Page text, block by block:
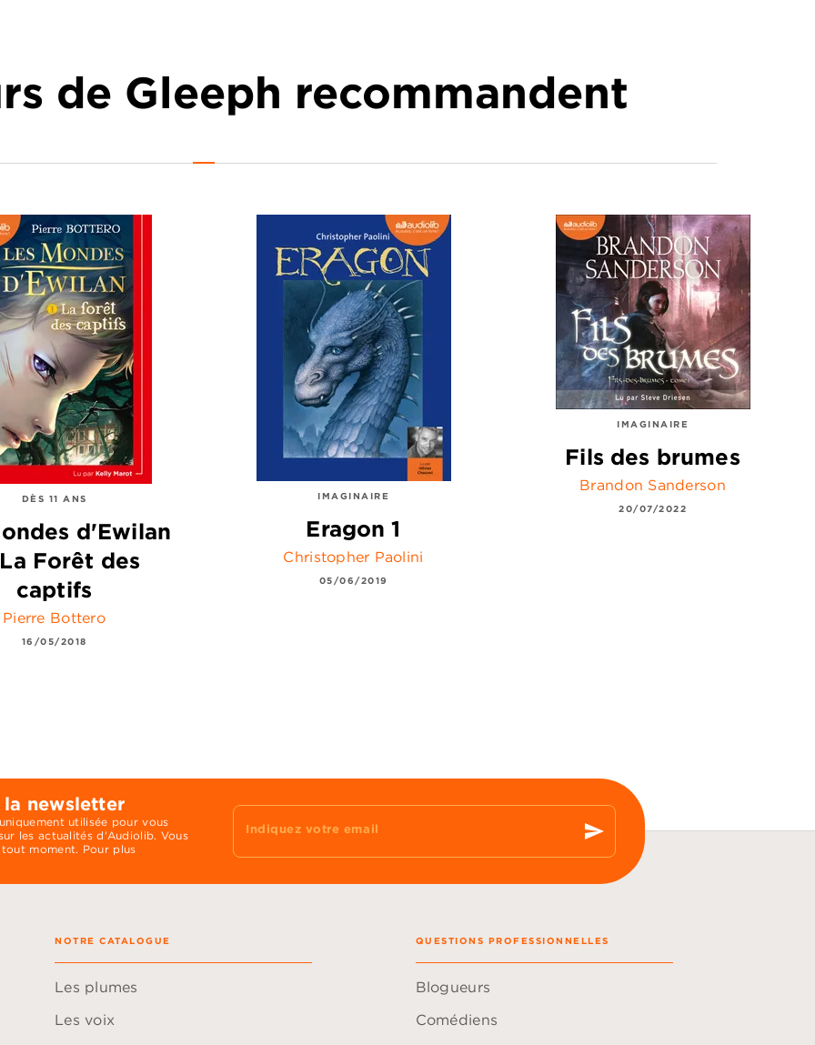
de Gleeph recommandent
DÈS 11 ANS
d'Ewilan
Forêt des
captifs
Pierre Bottero
16/05/2018
IMAGINAIRE
Eragon 1
Christopher Paolini
05/06/2019
IMAGINAIRE
Fils des brumes
Brandon Sanderson
20/07/2022
la newsletter
utilisée pour vous
les actualités d'Audiolib. Vous
moment. Pour plus
Indiquez votre email send
NOTRE CATALOGUE
Les plumes
Les voix
QUESTIONS PROFESSIONNELLES
Blogueurs
Comédiens